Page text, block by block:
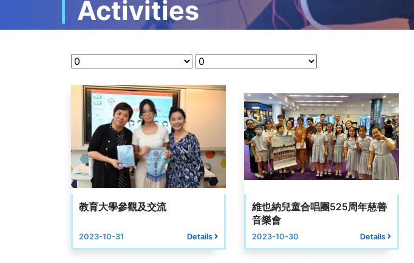
Activities
教育大學參觀及交流
2023-10-31 Details
維也納兒童合唱團525周年慈善
音樂會
2023-10-30 Details